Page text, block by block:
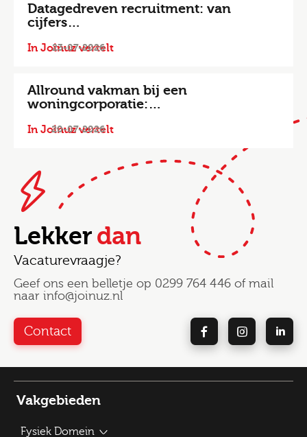
Datagedreven recruitment: van
cijfers…
In Joinuz vertelt
23-07-2026
Allround vakman bij een
woningcorporatie:…
In Joinuz vertelt
20-07-2026
Lekkerdan
Vacaturevraagje?
Geef ons een belletje op 0299 764 446 of mail
naar info@joinuz.nl
Contact
Vakgebieden
Fysiek Domein